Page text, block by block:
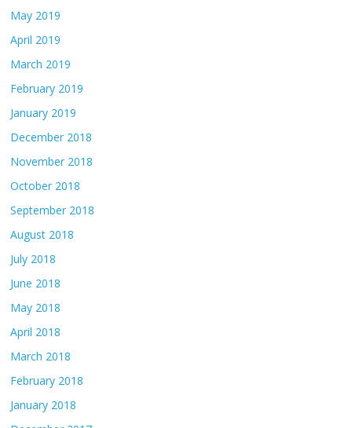
May 2019
April 2019
March 2019
February 2019
January 2019
December 2018
November 2018
October 2018
September 2018
August 2018
July 2018
June 2018
May 2018
April 2018
March 2018
February 2018
January 2018